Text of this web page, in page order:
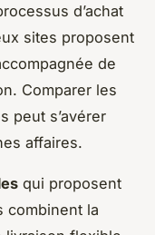
d’achat
sites proposent
de
Comparer les
peut s’avérer
affaires.
qui proposent
combinent la